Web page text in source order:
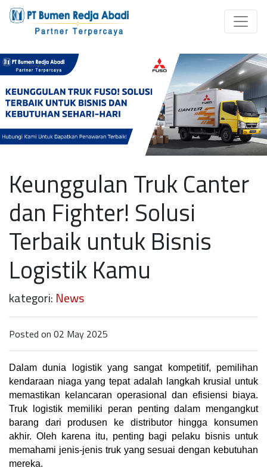
Keunggulan Truk Canter
dan Fighter! Solusi
Terbaik untuk Bisnis
Logistik Kamu
kategori: News
Posted on 02 May 2025
Dalam dunia logistik yang sangat kompetitif, pemilihan
kendaraan niaga yang tepat adalah langkah krusial untuk
memastikan kelancaran operasional dan efisiensi biaya.
Truk logistik memiliki peran penting dalam mengangkut
barang dari produsen ke distributor hingga konsumen
akhir. Oleh karena itu, penting bagi pelaku bisnis untuk
memahami jenis-jenis truk yang sesuai dengan kebutuhan
mereka.